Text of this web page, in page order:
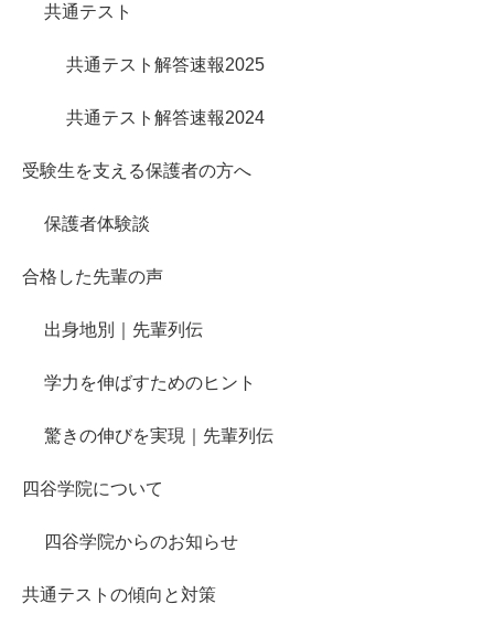
共通テスト
共通テスト解答速報2025
共通テスト解答速報2024
受験生を支える保護者の方へ
保護者体験談
合格した先輩の声
出身地別｜先輩列伝
学力を伸ばすためのヒント
驚きの伸びを実現｜先輩列伝
四谷学院について
四谷学院からのお知らせ
共通テストの傾向と対策